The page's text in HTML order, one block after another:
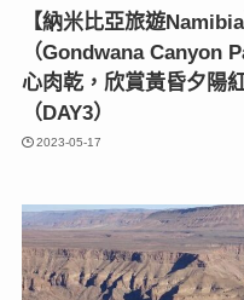
【納米比亞旅遊
（Gondwana Canyon
心肉乾，欣賞黃昏夕陽
（DAY3）
2023-05-17